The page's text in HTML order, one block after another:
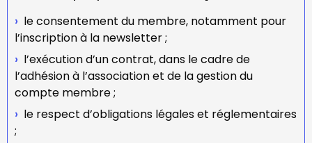
le consentement du membre, notamment pour
l’inscription à la newsletter ;
l’exécution d’un contrat, dans le cadre de
l’adhésion à l’association et de la gestion du
compte membre ;
le respect d’obligations légales et réglementaires
;